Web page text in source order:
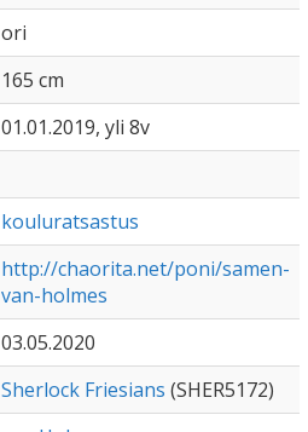
ori
165 cm
01.01.2019, yli 8v
kouluratsastus
http://chaorita.net/poni/samen-
van-holmes
03.05.2020
Sherlock Friesians (SHER5172)